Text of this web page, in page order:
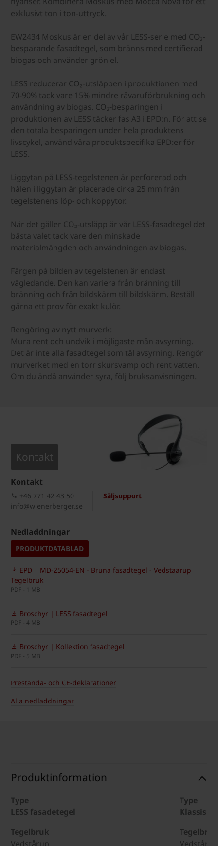
exklusivt ton i ton-uttryck.
EW2434 Moskus är en del av vår LESS-serie med CO₂-
besparande fasadtegel, som bränns med certifierad
biogas och använder grön el.
LESS reducerar CO₂-utsläppen i produktionen med
70-90% tack vare 15% mindre råvaruförbrukning och
användning av biogas. CO₂-besparingen i
produktionen av LESS täcker fas A3 i EPD:n. För att se
den totala besparingen under hela produktens
livscykel, använd våra produktspecifika EPD:er för
LESS.
Liggytan på LESS-tegelstenen är perforerad och
hålen i liggytan är placerade cirka 25 mm från
tegelstenens löp- och koppytor.
När det gäller CO₂-utsläpp är vår LESS-fasadtegel det
bästa valet tack vare den minskade
materialmängden och användningen av biogas.
Färgen på bilden av tegelstenen är endast
vägledande. Den kan variera från bränning till
bränning och från bildskärm till bildskärm. Beställ
gärna ett prov för exakt kulör.
Rengöring av nytt murverk:
Mura rent och undvik i möjligaste mån avsyrning.
Det är inte alla fasadtegel som tål avsyrning. Rengör
murverket med en torr skursvamp och rent vatten.
Om du ändå använder syra, följ bruksanvisningen.
Kontakt
Kontakt
Säljsupport
+46 771 42 43 50
info@wienerberger.se
Nedladdningar
PRODUKTDATABLAD
EPD | MD-25054-EN - Bruna fasadtegel - Vedstaarup
Tegelbruk
PDF - 1 MB
Broschyr | LESS fasadtegel
PDF - 4 MB
Broschyr | Kollektion fasadtegel
PDF - 5 MB
Prestanda- och CE-deklarationer
Alla nedladdningar
Produktinformation
Type
LESS fasadetegel
Type
Klassisk
Tegelbruk
Vedstårup
Tegelbruk
Vedstårup